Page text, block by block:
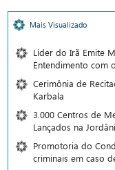
Mais Visualizado
Líder do Irã Emite
Entendimento com
Cerimônia de
Karbala
3.000 Centros de
Lançados na
Promotoria do
criminais em caso